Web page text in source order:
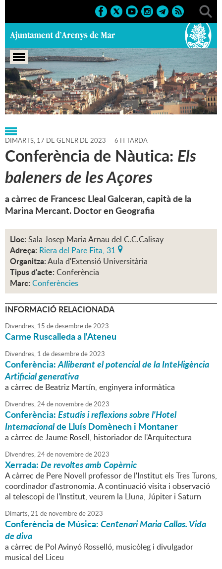
Portada > Regidories > Cultura > Agenda > 17-01-2023
DIMARTS, 17 DE GENER DE 2023 - 6 H TARDA
Conferència de Nàutica: Els
baleners de les Açores
a càrrec de Francesc Lleal Galceran, capità de la
Marina Mercant. Doctor en Geografia
Lloc: Sala Josep Maria Arnau del C.C.Calisay
Adreça: Riera del Pare Fita, 31
Organitza:Aula d'Extensió Universitària
Tipus d'acte: Conferència
Marc: Conferències
INFORMACIÓ RELACIONADA
Divendres, 15 dedesembrede2023
Carme Ruscalleda a l'Ateneu
Divendres, 1 dedesembrede2023
Conferència:Alliberant el potencial de la Intel·ligència
Artificial generativa
a càrrec de Beatriz Martín, enginyera informàtica
Divendres,24de novembrede2023
Conferència:Estudis i reflexions sobre l'Hotel
Internacionalde Lluís Domènech i Montaner
a càrrec de Jaume Rosell, historiador de l'Arquitectura
Divendres,24de novembrede2023
Xerrada:De revoltes amb Copèrnic
A càrrec de Pere Novell professor de l'Institut els Tres Turons,
coordinador d'astronomia. A continuació visita i observació
al telescopi de l'Institut, veurem la Lluna, Júpiter i Saturn
Dimarts,21 de novembrede2023
Conferència de Música:Centenari Maria Callas. Vida
de diva
a càrrec de Pol Avinyó Rosselló, musicòleg i divulgador
musical del Liceu